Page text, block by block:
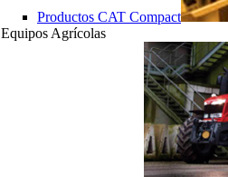
Productos CAT Compact
Equipos Agrícolas